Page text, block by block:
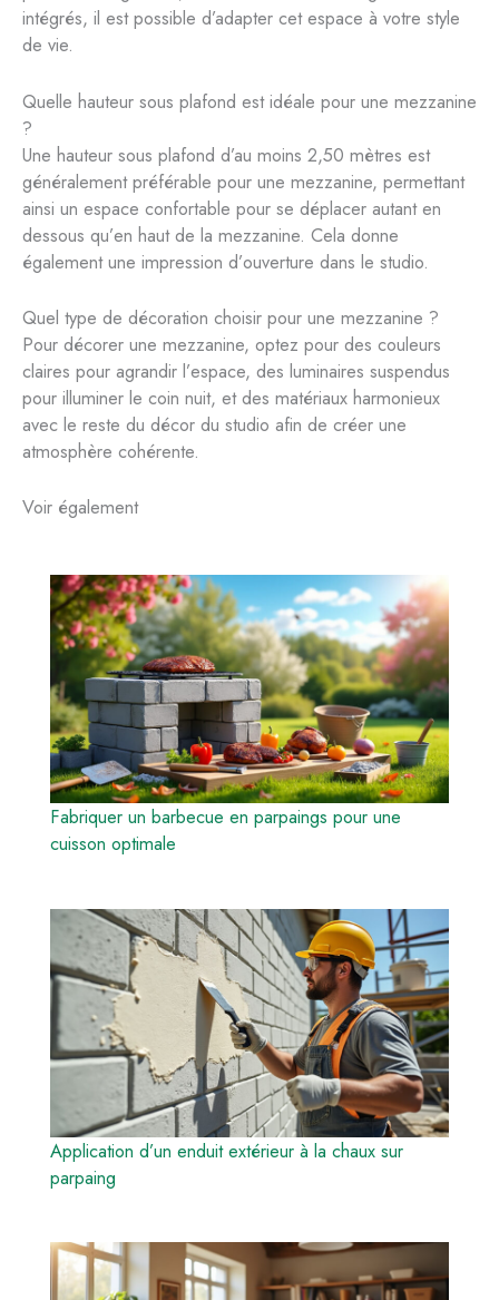
intégrés, il est possible d’adapter cet espace à votre style
de vie.
Quelle hauteur sous plafond est idéale pour une mezzanine
?
Une hauteur sous plafond d’au moins 2,50 mètres est
généralement préférable pour une mezzanine, permettant
ainsi un espace confortable pour se déplacer autant en
dessous qu’en haut de la mezzanine. Cela donne
également une impression d’ouverture dans le studio.
Quel type de décoration choisir pour une mezzanine ?
Pour décorer une mezzanine, optez pour des couleurs
claires pour agrandir l’espace, des luminaires suspendus
pour illuminer le coin nuit, et des matériaux harmonieux
avec le reste du décor du studio afin de créer une
atmosphère cohérente.
Voir également
Fabriquer un barbecue en parpaings pour une
cuisson optimale
Application d’un enduit extérieur à la chaux sur
parpaing